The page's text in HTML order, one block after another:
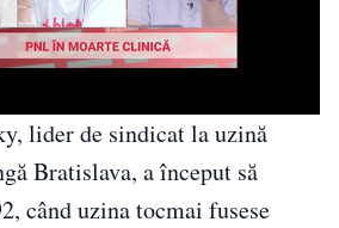
lider de sindicat la uzină
Bratislava, a început să
când uzina tocmai fusese